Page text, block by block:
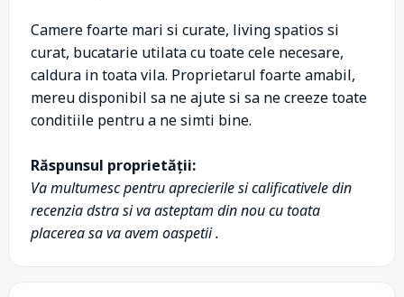
Camere foarte mari si curate, living spatios si
curat, bucatarie utilata cu toate cele necesare,
caldura in toata vila. Proprietarul foarte amabil,
mereu disponibil sa ne ajute si sa ne creeze toate
conditiile pentru a ne simti bine.
Răspunsul proprietății:
Va multumesc pentru aprecierile si calificativele din
recenzia dstra si va asteptam din nou cu toata
placerea sa va avem oaspetii .